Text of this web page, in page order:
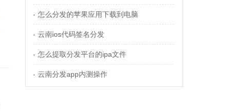
• 怎么分发的苹果应用下载到电脑
• 云南ios代码签名分发
• 怎么提取分发平台的ipa文件
• 云南分发app内测操作